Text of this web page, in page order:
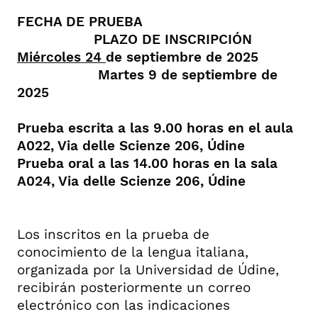
FECHA DE PRUEBA
PLAZO DE INSCRIPCIÓN
Miércoles 24 de septiembre de 2025
Martes 9 de septiembre de
2025
Prueba escrita a las 9.00 horas en el aula
A022, Via delle Scienze 206, Údine
Prueba oral a las 14.00 horas en la sala
A024, Via delle Scienze 206, Údine
Los inscritos en la prueba de
conocimiento de la lengua italiana,
organizada por la Universidad de Údine,
recibirán posteriormente un correo
electrónico con las indicaciones